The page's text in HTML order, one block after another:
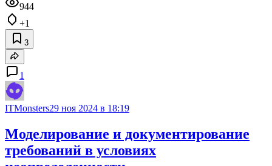
944
+1
3
1
ITMonsters29 ноя 2024 в 18:19
Моделирование и документирование
требований в условиях